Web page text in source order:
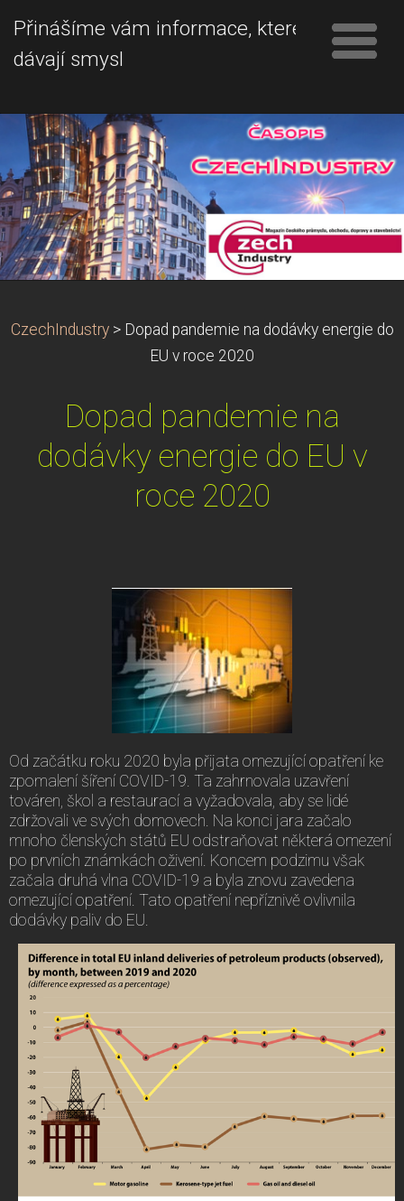
Přinášíme vám informace, které
dávají smysl
CzechIndustry > Dopad pandemie na dodávky energie do
EU v roce 2020
Dopad pandemie na
dodávky energie do EU v
roce 2020
Od začátku roku 2020 byla přijata omezující opatření ke
zpomalení šíření COVID-19. Ta zahrnovala uzavření
továren, škol a restaurací a vyžadovala, aby se lidé
zdržovali ve svých domovech. Na konci jara začalo
mnoho členských států EU odstraňovat některá omezení
po prvních známkách oživení. Koncem podzimu však
začala druhá vlna COVID-19 a byla znovu zavedena
omezující opatření. Tato opatření nepříznivě ovlivnila
dodávky paliv do EU.